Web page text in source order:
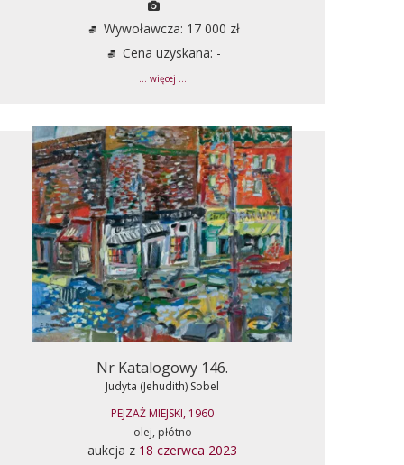
Wywoławcza: 17 000 zł
Cena uzyskana: -
... więcej ...
Nr Katalogowy 146.
Judyta (Jehudith) Sobel
PEJZAŻ MIEJSKI, 1960
olej, płótno
aukcja z 18 czerwca 2023